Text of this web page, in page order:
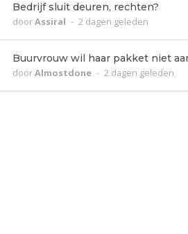
Bedrijf sluit deuren, rechten?
doorAssiral - 2 dagen geleden
Buurvrouw wil haar pakket niet
doorAlmostdone - 2 dagen geleden